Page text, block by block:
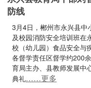
防线
3月4日，郴州市永兴县中
及校园消防安全培训班在
校（幼儿园）食品安全与
各督学责任区督学约200
育局主办、县教师发展中
典礼……更多